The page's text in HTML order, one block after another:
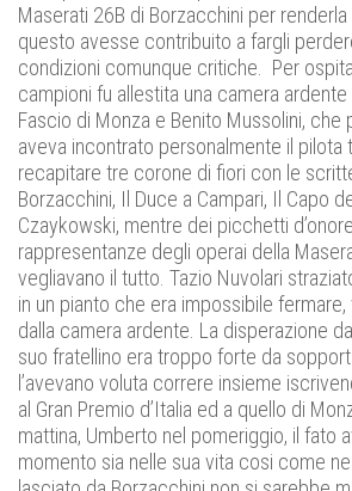
Maserati 26B di Borzacchini per
questo avesse contribuito a fargli
condizioni comunque critiche. Per
campioni fu allestita una camera ardente
Fascio di Monza e Benito Mussolini, che
aveva incontrato personalmente il pilota
recapitare tre corone di fiori con le
Borzacchini, Il Duce a Campari, Il Capo
Czaykowski, mentre dei picchetti
rappresentanze degli operai della
vegliavano il tutto. Tazio Nuvolari
in un pianto che era impossibile
dalla camera ardente. La disperazione
suo fratellino era troppo forte da
l’avevano voluta correre insieme
al Gran Premio d’Italia ed a quello di
mattina, Umberto nel pomeriggio, il fato
momento sia nelle sua vita cosi come